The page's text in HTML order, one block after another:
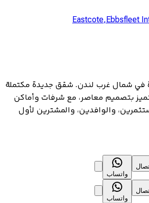
Eastcote,Ebbsfleet
في شمال غرب لندن. شقق جديدة مكتملة
بتصميم معاصر، مع شرفات وأماكن
والوافدين، والمشترين لأول
واتساب
واتساب